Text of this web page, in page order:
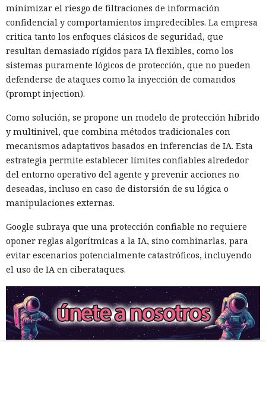
minimizar el riesgo de filtraciones de información
confidencial y comportamientos impredecibles. La empresa
critica tanto los enfoques clásicos de seguridad, que
resultan demasiado rígidos para IA flexibles, como los
sistemas puramente lógicos de protección, que no pueden
defenderse de ataques como la inyección de comandos
(prompt injection).
Como solución, se propone un modelo de protección híbrido
y multinivel, que combina métodos tradicionales con
mecanismos adaptativos basados en inferencias de IA. Esta
estrategia permite establecer límites confiables alrededor
del entorno operativo del agente y prevenir acciones no
deseadas, incluso en caso de distorsión de su lógica o
manipulaciones externas.
Google subraya que una protección confiable no requiere
oponer reglas algorítmicas a la IA, sino combinarlas, para
evitar escenarios potencialmente catastróficos, incluyendo
el uso de IA en ciberataques.